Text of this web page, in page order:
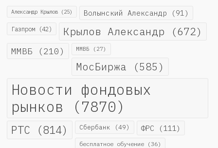
Александр Крылов (25) Волынский Александр (91)
Газпром (42) Крылов Александр (672)
ММВБ (210) ММВБ (27)
МосБиржа (585)
Новости фондовых
рынков (7870)
РТС (814) Сбербанк (49) ФРС (111)
бесплатное обучение (36)